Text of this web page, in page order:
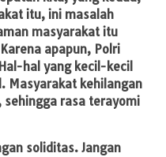
itu, ini masalah
masyarakat itu
apapun, Polri
hal yang kecil-kecil
Masyarakat kehilangan
rasa terayomi
soliditas. Jangan